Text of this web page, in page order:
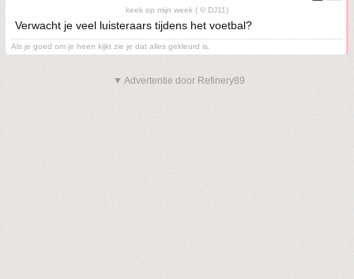
keek op mijn week ( © DJ11)
Verwacht je veel luisteraars tijdens het voetbal?
Als je goed om je heen kijkt zie je dat alles gekleurd is.
▼ Advertentie door Refinery89